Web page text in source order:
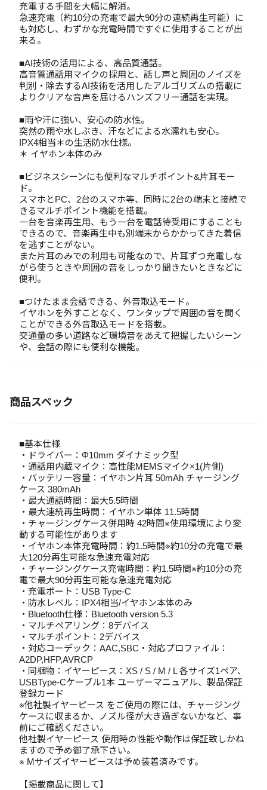
充電する手間を大幅に解消。
急速充電（約10分の充電で最大90分の連続再生可能）に
も対応し、わずかな充電時間ですぐに使用することが出
来る。
■AI技術の活用による、高品質通話。
高音質通話用マイクの採用と、話し声と周囲のノイズを
判別・除去するAI技術を活用したアルゴリズムの搭載に
よりクリアな音声を届けるハンズフリー通話を実現。
■雨や汗に強い、安心の防水性。
突然の雨や水しぶき、汗などによる水濡れも安心。
IPX4相当＊の生活防水仕様。
＊ イヤホン本体のみ
■ビジネスシーンにも便利なマルチポイント&片耳モー
ド。
スマホとPC、2台のスマホ等、同時に2台の端末と接続で
きるマルチポイント機能を搭載。
一台を音楽再生用、もう一台を電話待受用にすることも
できるので、音楽再生中も別端末からかかってきた着信
を逃すことがない。
また片耳のみでの利用も可能なので、片耳ずつ充電しな
がら使うときや周囲の音をしっかり聞きたいときなどに
便利。
■つけたまま会話できる、外音取込モード。
イヤホンを外すことなく、ワンタップで周囲の音を聞く
ことができる外音取込モードを搭載。
交通量の多い道路など環境音をあえて把握したいシーン
や、会話の際にも便利な機能。
商品スペック
■基本仕様
・ドライバー：Φ10mm ダイナミック型
・通話用内蔵マイク：高性能MEMSマイク×1(片側)
・バッテリー容量：イヤホン片耳 50mAh チャージング
ケース 380mAh
・最大通話時間：最大5.5時間
・最大連続再生時間：イヤホン単体 11.5時間
・チャージングケース併用時 42時間※使用環境により変
動する可能性があります
・イヤホン本体充電時間：約1.5時間※約10分の充電で最
大120分再生可能な急速充電対応
・チャージングケース充電時間：約1.5時間※約10分の充
電で最大90分再生可能な急速充電対応
・充電ポート：USB Type-C
・防水レベル：IPX4相当/イヤホン本体のみ
・Bluetooth仕様：Bluetooth version 5.3
・マルチペアリング：8デバイス
・マルチポイント：2デバイス
・対応コーデック：AAC,SBC・対応プロファイル：
A2DP,HFP,AVRCP
・同梱物：イヤーピース：XS / S / M / L 各サイズ1ペア、
USBType-Cケーブル1本 ユーザーマニュアル、製品保証
登録カード
※他社製イヤーピース をご使用の際には、チャージング
ケースに収まるか、ノズル径が大き過ぎないかなど、事
前にご確認ください。
他社製イヤーピース 使用時の性能や動作は保証致しかね
ますので予め御了承下さい。
※ Mサイズイヤーピースは予め装着済みです。
【掲載商品に関して】